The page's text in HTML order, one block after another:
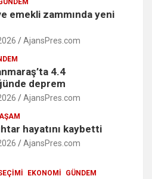
emekli zammında yeni
AjansPres.com
4.4
deprem
AjansPres.com
hayatını kaybetti
AjansPres.com
EKONOMI GÜNDEM